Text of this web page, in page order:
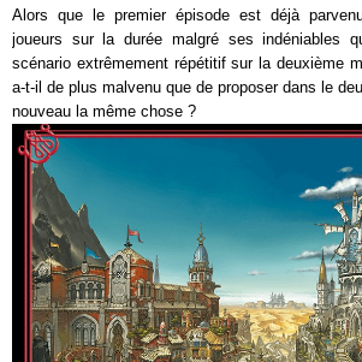
Alors que le premier épisode est déjà
joueurs sur la durée malgré ses indéniables
scénario extrêmement répétitif sur la deuxième
a-t-il de plus malvenu que de proposer dans le
nouveau la même chose ?